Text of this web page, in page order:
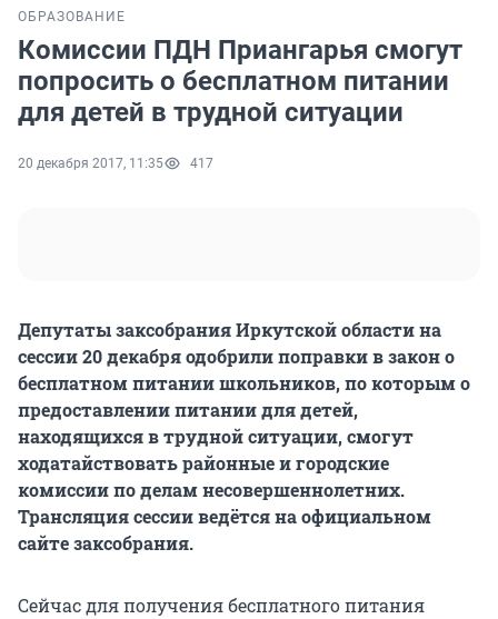
ОБРАЗОВАНИЕ
Комиссии ПДН Приангарья смогут
попросить о бесплатном питании
для детей в трудной ситуации
20 декабря 2017, 11:35 417
Депутаты заксобрания Иркутской области на
сессии 20 декабря одобрили поправки в закон о
бесплатном питании школьников, по которым о
предоставлении питании для детей,
находящихся в трудной ситуации, смогут
ходатайствовать районные и городские
комиссии по делам несовершеннолетних.
Трансляция сессии ведётся на официальном
сайте заксобрания.
Сейчас для получения бесплатного питания